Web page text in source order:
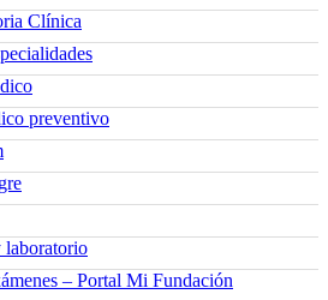
Clínica
preventivo
laboratorio
– Portal Mi Fundación